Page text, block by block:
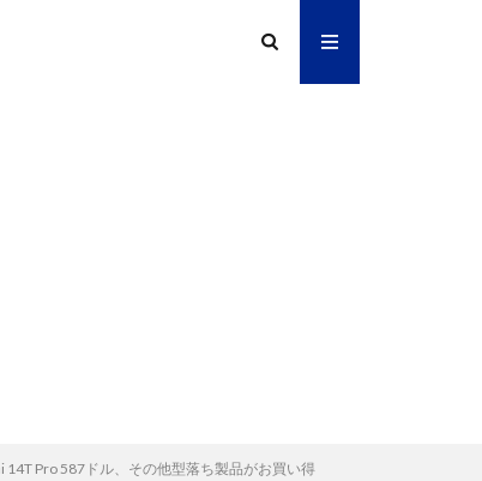
Pro 587ドル、その他型落ち製品がお買い得